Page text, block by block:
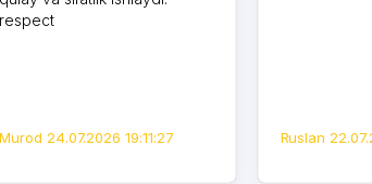
respect
Murod 24.07.2026 19:11:27 Ruslan